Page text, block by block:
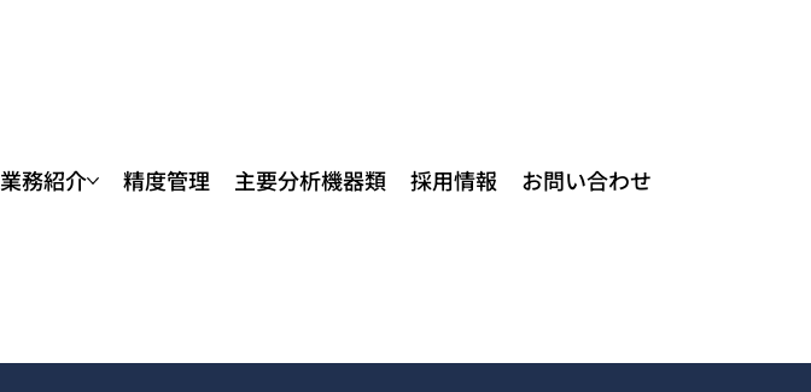
業務紹介 精度管理 主要分析機器類 採用情報 お問い合わせ